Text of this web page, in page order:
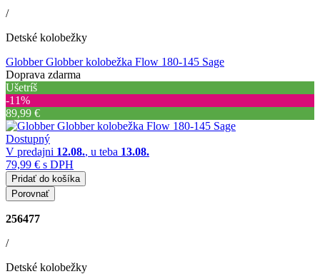
/
Detské kolobežky
Globber Globber kolobežka Flow 180-145 Sage
Doprava zdarma
Ušetríš
‐11%
89,99 €
Dostupný
V predajni 12.08., u teba 13.08.
79,99 € s DPH
Pridať do košíka
Porovnať
256477
/
Detské kolobežky